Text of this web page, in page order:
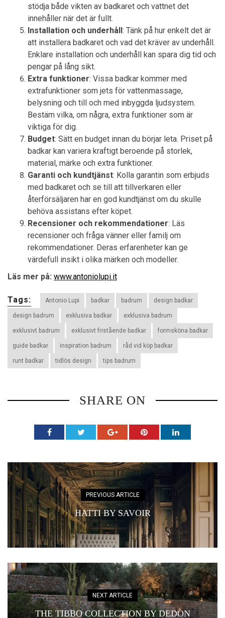
stödja både vikten av badkaret och vattnet det
innehåller när det är fullt.
Installation och underhåll : Tänk på hur enkelt det är
att installera badkaret och vad det kräver av underhåll.
Enklare installation och underhåll kan spara dig tid och
pengar på lång sikt.
Extra funktioner: Vissa badkar kommer med
extrafunktioner som jets för vattenmassage,
belysning och till och med inbyggda ljudsystem.
Bestäm vilka, om några, extra funktioner som är
viktiga för dig.
Budget: Sätt en budget innan du börjar leta. Priset på
badkar kan variera kraftigt beroende på storlek,
material, märke och extra funktioner.
Garanti och kundtjänst: Kolla garantin som erbjuds
med badkaret och se till att tillverkaren eller
återförsäljaren har en god kundtjänst om du skulle
behöva assistans efter köpet.
Recensioner och rekommendationer: Läs
recensioner och fråga vänner eller familj om
rekommendationer. Deras erfarenheter kan ge
värdefull insikt i olika märken och modeller.
Läs mer på: www.antoniolupi.it
Tags: Antonio Lupi badkar badrum design badkar
design badrum exklusiva badkar exklusiva badrum
exklusivt badrum exklusivt fristående badkar formsköna badkar
guide badkar inspiration badrum råd vid köp badkar
runt badkar tidlös design tips badrum
SHARE ON
PREVIOUS ARTICLE
HATTI BY SAVOIR
NEXT ARTICLE
THE TIBBO COLLECTION BY DEDON